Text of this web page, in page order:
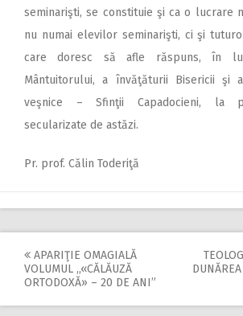
seminarişti, se constituie şi ca o lucrare
nu numai elevilor seminarişti, ci şi
care doresc să afle răspuns, în
Mântuitorului, a învăţăturii Bisericii şi
veşnice – Sfinţii Capadocieni, la
secularizate de astăzi.
Pr. prof. Călin Toderiţă
Post
navigation
APARIŢIE OMAGIALĂ
VOLUMUL ,,«CĂLĂUZĂ
ORTODOXĂ» – 20 DE ANI”